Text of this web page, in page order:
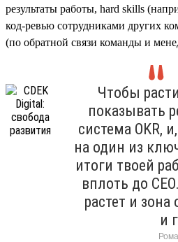
результаты работы, hard skills
код-ревью сотрудниками других
(по обратной связи команды и
Чтобы
показывать
система OKR,
на один из
итоги твоей
вплоть до
растет и зона
и